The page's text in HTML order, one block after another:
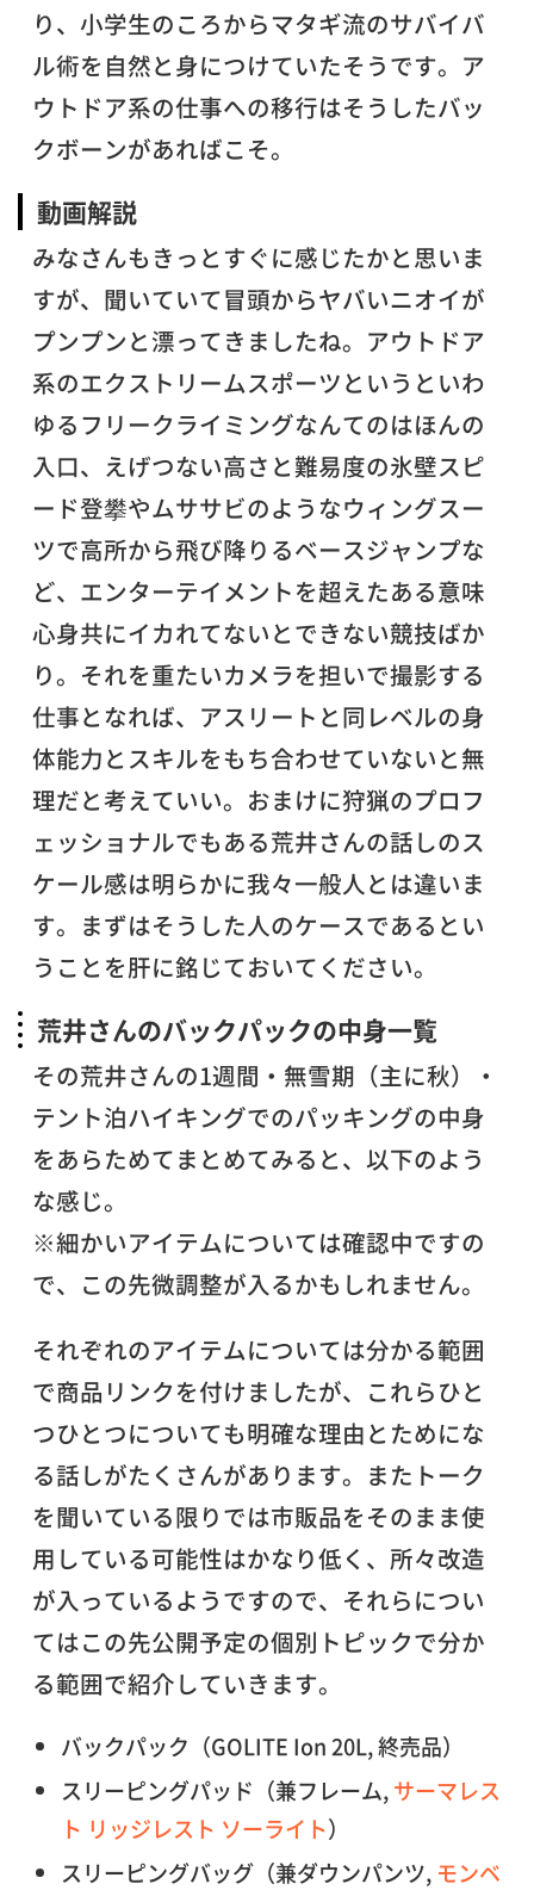
り、小学生のころからマタギ流のサバイバ
ル術を自然と身につけていたそうです。ア
ウトドア系の仕事への移行はそうしたバッ
クボーンがあればこそ。
動画解説
みなさんもきっとすぐに感じたかと思いま
すが、聞いていて冒頭からヤバいニオイが
プンプンと漂ってきましたね。アウトドア
系のエクストリームスポーツというといわ
ゆるフリークライミングなんてのはほんの
入口、えげつない高さと難易度の氷壁スピ
ード登攀やムササビのようなウィングスー
ツで高所から飛び降りるベースジャンプな
ど、エンターテイメントを超えたある意味
心身共にイカれてないとできない競技ばか
り。それを重たいカメラを担いで撮影する
仕事となれば、アスリートと同レベルの身
体能力とスキルをもち合わせていないと無
理だと考えていい。おまけに狩猟のプロフ
ェッショナルでもある荒井さんの話しのス
ケール感は明らかに我々一般人とは違いま
す。まずはそうした人のケースであるとい
うことを肝に銘じておいてください。
荒井さんのバックパックの中身一覧
その荒井さんの1週間・無雪期（主に秋）・
テント泊ハイキングでのパッキングの中身
をあらためてまとめてみると、以下のよう
な感じ。
※細かいアイテムについては確認中ですの
で、この先微調整が入るかもしれません。
それぞれのアイテムについては分かる範囲
で商品リンクを付けましたが、これらひと
つひとつについても明確な理由とためにな
る話しがたくさんがあります。またトーク
を聞いている限りでは市販品をそのまま使
用している可能性はかなり低く、所々改造
が入っているようですので、それらについ
てはこの先公開予定の個別トピックで分か
る範囲で紹介していきます。
バックパック（GOLITE Ion 20L, 終売品）
スリーピングパッド（兼フレーム,サーマレス
ト リッジレスト ソーライト）
スリーピングバッグ（兼ダウンパンツ, モンベ